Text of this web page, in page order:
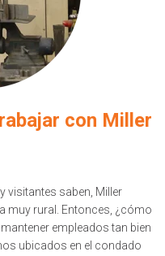
con Miller
visitantes saben, Miller
muy rural. Entonces, ¿cómo
empleados tan bien
ubicados en el condado